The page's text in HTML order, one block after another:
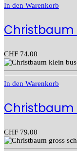
In den Warenkorb
CHF 74.00
In den Warenkorb
Christbaum
CHF 79.00